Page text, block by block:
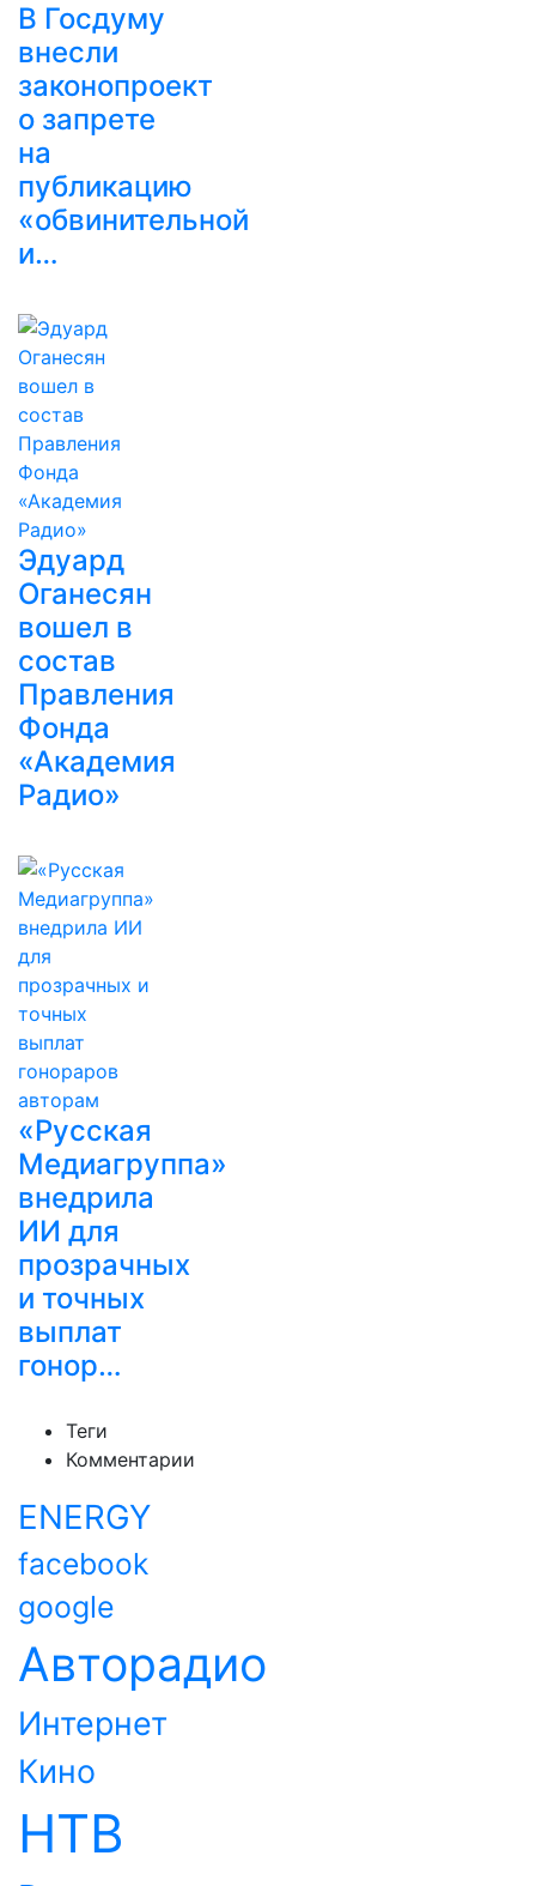
В Госдуму
внесли
законопроект
о запрете
на
публикацию
«обвинительной
и…
Эдуард
Оганесян
вошел в
состав
Правления
Фонда
«Академия
Радио»
«Русская
Медиагруппа»
внедрила
ИИ для
прозрачных
и точных
выплат
гонор…
Теги
Комментарии
ENERGY
facebook
google
Авторадио
Интернет
Кино
НТВ